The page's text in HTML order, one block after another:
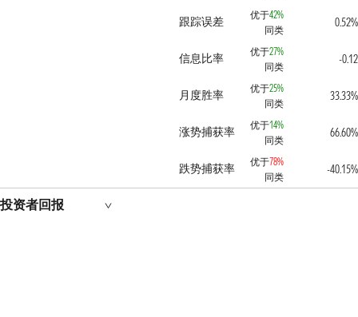
跟踪误差 优于42%
同类
0.52%
信息比率 优于27%
同类
-0.12
月度胜率 优于25%
同类
33.33%
涨势捕获率 优于14%
同类
66.60%
跌势捕获率 优于78%
同类
-40.15%
投资者回报